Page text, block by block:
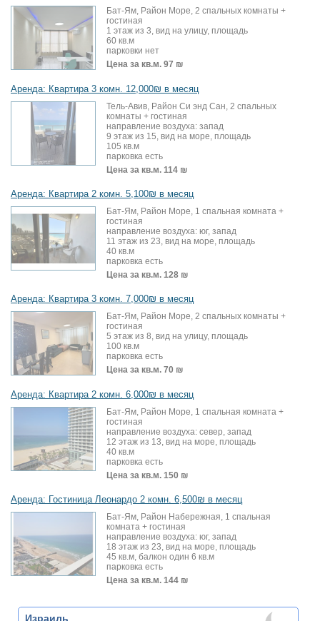
Бат-Ям, Район Море, 2 спальных комнаты +
гостиная
1 этаж из 3, вид на улицу, площадь
60 кв.м
парковки нет
Цена за кв.м. 97 ₪
Аренда: Квартира 3 комн. 12,000₪ в месяц
Тель-Авив, Район Си энд Сан, 2 спальных
комнаты + гостиная
направление воздуха: запад
9 этаж из 15, вид на море, площадь
105 кв.м
парковка есть
Цена за кв.м. 114 ₪
Аренда: Квартира 2 комн. 5,100₪ в месяц
Бат-Ям, Район Море, 1 спальная комната +
гостиная
направление воздуха: юг, запад
11 этаж из 23, вид на море, площадь
40 кв.м
парковка есть
Цена за кв.м. 128 ₪
Аренда: Квартира 3 комн. 7,000₪ в месяц
Бат-Ям, Район Море, 2 спальных комнаты +
гостиная
5 этаж из 8, вид на улицу, площадь
100 кв.м
парковка есть
Цена за кв.м. 70 ₪
Аренда: Квартира 2 комн. 6,000₪ в месяц
Бат-Ям, Район Море, 1 спальная комната +
гостиная
направление воздуха: север, запад
12 этаж из 13, вид на море, площадь
40 кв.м
парковка есть
Цена за кв.м. 150 ₪
Аренда: Гостиница Леонардо 2 комн. 6,500₪ в месяц
Бат-Ям, Район Набережная, 1 спальная
комната + гостиная
направление воздуха: юг, запад
18 этаж из 23, вид на море, площадь
45 кв.м, балкон один 6 кв.м
парковка есть
Цена за кв.м. 144 ₪
Израиль